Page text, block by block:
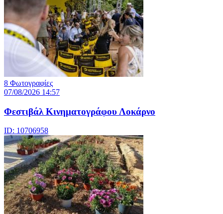
8 Φωτογραφίες
07/08/2026 14:57
Φεστιβάλ Κινηματογράφου Λοκάρνο
ID: 10706958